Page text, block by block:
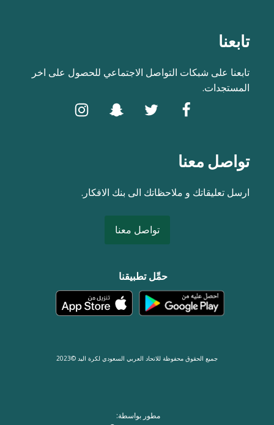
تابعنا
تابعنا على شبكات التواصل الاجتماعي للحصول على اخر
المستجدات.
تواصل معنا
ارسل تعليقاتك و ملاحظاتك الى بنك الافكار.
تواصل معنا
حمِّل تطبيقنا
جميع الحقوق محفوظة للاتحاد العربي السعودي لكرة اليد ©2023
مطور بواسطة: